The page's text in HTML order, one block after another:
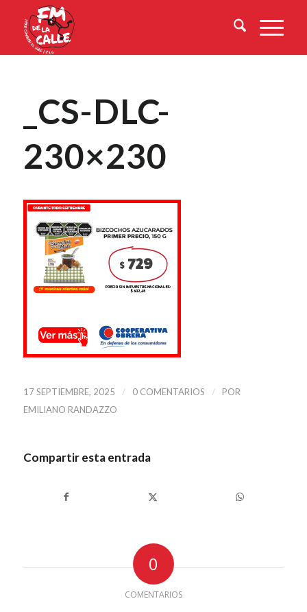
_CS-DLC-
230×230
17 SEPTIEMBRE, 2025 / 0 COMENTARIOS /
POR
EMILIANO RANDAZZO
Compartir esta entrada
0
COMENTARIOS